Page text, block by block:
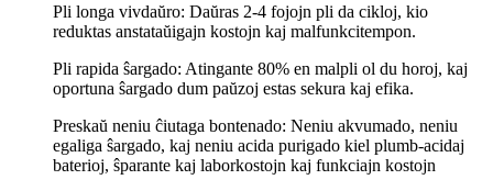
Pli longa vivdaŭro: Daŭras 2-4 fojojn pli da cikloj, kio
reduktas anstataŭigajn kostojn kaj malfunkcitempon.
Pli rapida ŝargado: Atingante 80% en malpli ol du horoj, kaj
oportuna ŝargado dum paŭzoj estas sekura kaj efika.
Preskaŭ neniu ĉiutaga bontenado: Neniu akvumado, neniu
egaliga ŝargado, kaj neniu acida purigado kiel plumb-acidaj
baterioj, ŝparante kaj laborkostojn kaj funkciajn kostojn